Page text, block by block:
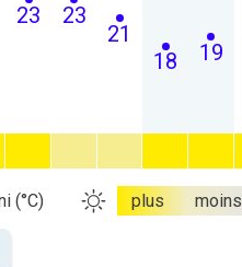
23 23
21
18 19
(°C) plus moins